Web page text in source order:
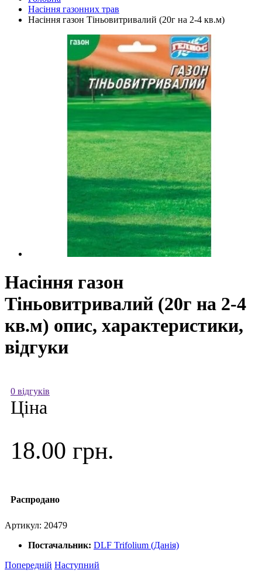
Насіння газонних трав
Насіння газон Тіньовитривалий (20г на 2-4 кв.м)
Насіння газон
Тіньовитривалий (20г на 2-4
кв.м) опис, характеристики,
відгуки
0 відгуків
Ціна
18.00 грн.
Распродано
Артикул: 20479
Постачальник: DLF Trifolium (Данія)
Попередній Наступний